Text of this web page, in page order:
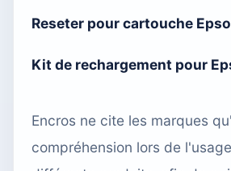
Reseter pour cartouche
Kit de rechargement pour
Encros ne cite les marques
compréhension lors de